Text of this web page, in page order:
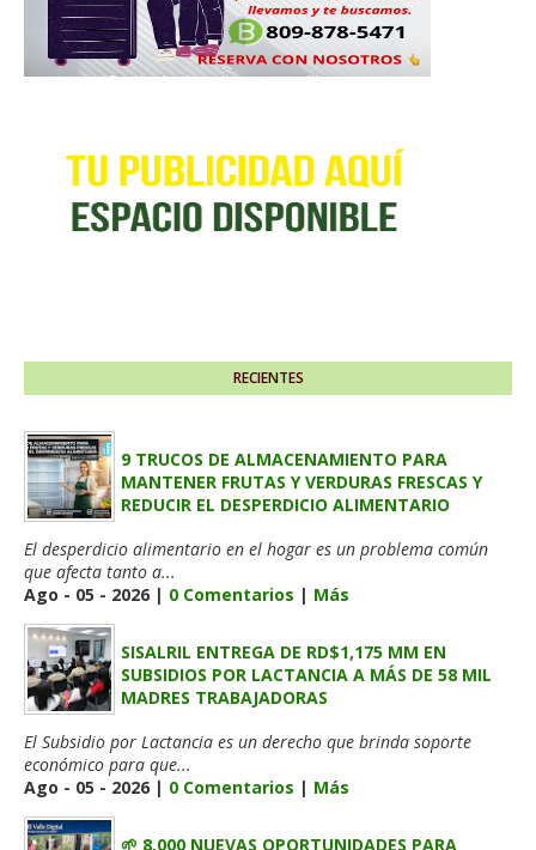
RECIENTES
9 TRUCOS DE ALMACENAMIENTO PARA
MANTENER FRUTAS Y VERDURAS FRESCAS Y
REDUCIR EL DESPERDICIO ALIMENTARIO
El desperdicio alimentario en el hogar es un problema común
que afecta tanto a...
Ago - 05 - 2026 | 0 Comentarios | Más
SISALRIL ENTREGA DE RD$1,175 MM EN
SUBSIDIOS POR LACTANCIA A MÁS DE 58 MIL
MADRES TRABAJADORAS
El Subsidio por Lactancia es un derecho que brinda soporte
económico para que...
Ago - 05 - 2026 | 0 Comentarios | Más
🌱 8,000 NUEVAS OPORTUNIDADES PARA